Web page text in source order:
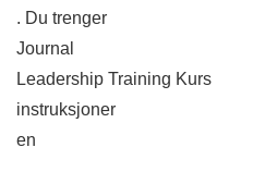
. Du trenger
Journal
Leadership Training Kurs
instruksjoner
en